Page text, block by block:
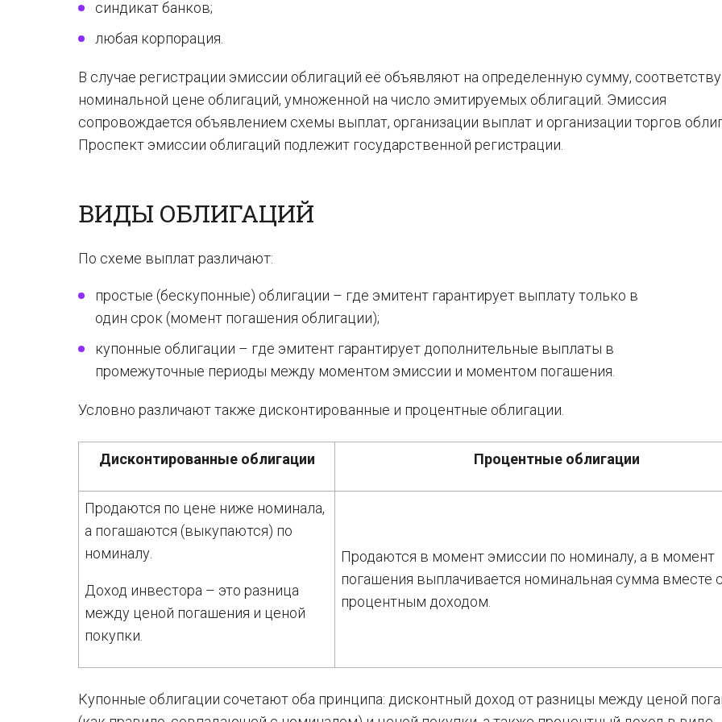
синдикат банков;
любая корпорация.
В случае регистрации эмиссии облигаций её объявляют на определенную сумму,
номинальной цене облигаций, умноженной на число эмитируемых облигаций. Эмиссия
сопровождается объявлением схемы выплат, организации выплат и организации торгов
Проспект эмиссии облигаций подлежит государственной регистрации.
ВИДЫ ОБЛИГАЦИЙ
По схеме выплат различают:
простые (бескупонные) облигации – где эмитент гарантирует выплату только в
один срок (момент погашения облигации);
купонные облигации – где эмитент гарантирует дополнительные выплаты в
промежуточные периоды между моментом эмиссии и моментом погашения.
Условно различают также дисконтированные и процентные облигации.
Дисконтированные облигации Процентные облигации
Продаются по цене ниже номинала,
а погашаются (выкупаются) по
номиналу.
Доход инвестора – это разница
между ценой погашения и ценой
покупки.
Продаются в момент эмиссии по номиналу, а в момент
погашения выплачивается номинальная сумма вместе с
процентным доходом.
Купонные облигации сочетают оба принципа: дисконтный доход от разницы между ценой